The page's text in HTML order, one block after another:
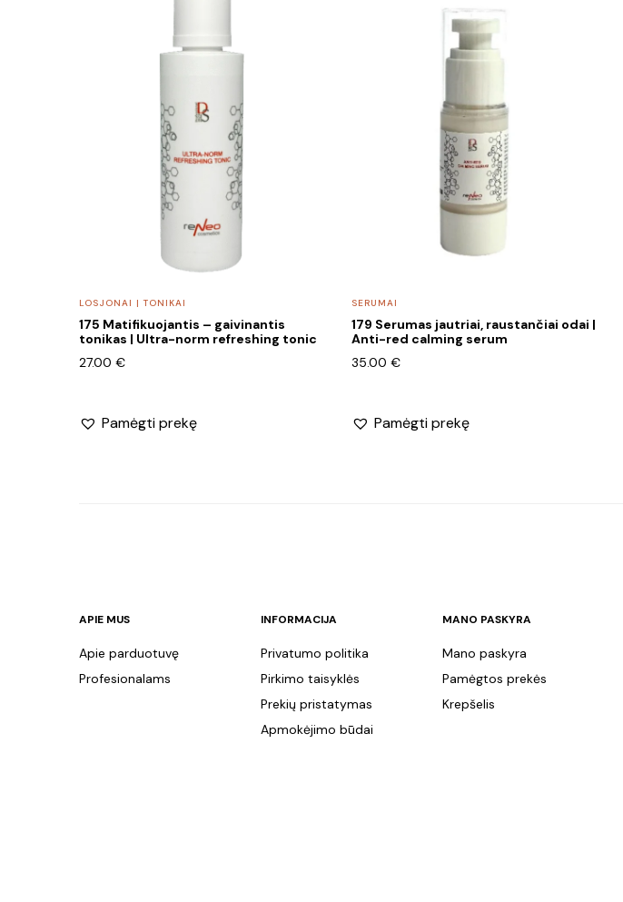
LOSJONAI | TONIKAI
175 Matifikuojantis – gaivinantis
tonikas | Ultra-norm refreshing tonic
27.00 €
Pamėgti prekę
SERUMAI
179 Serumas jautriai, raustančiai odai |
Anti-red calming serum
35.00 €
Pamėgti prekę
APIE MUS
Apie parduotuvę
Profesionalams
INFORMACIJA
Privatumo politika
Pirkimo taisyklės
Prekių pristatymas
Apmokėjimo būdai
MANO PASKYRA
Mano paskyra
Pamėgtos prekės
Krepšelis